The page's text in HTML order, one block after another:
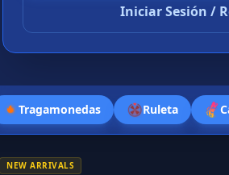
Iniciar Sesión /
Tragamonedas Ruleta
NEW ARRIVALS